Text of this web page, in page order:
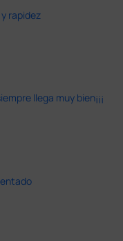
rapidez
llega muy bien¡¡¡